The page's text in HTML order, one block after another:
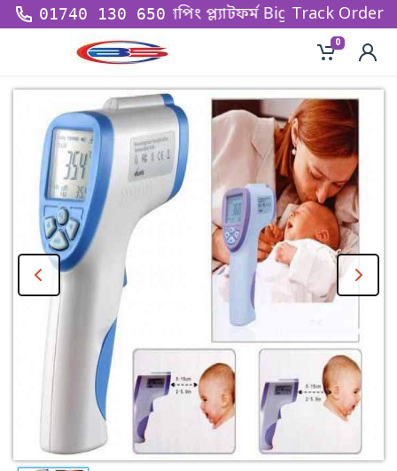
01740 130 650
অন্যতম বৃহত্তম শপিং প্ল্যাটফর্ম Big Sell BD - তে আপনাকে
Track Order
0